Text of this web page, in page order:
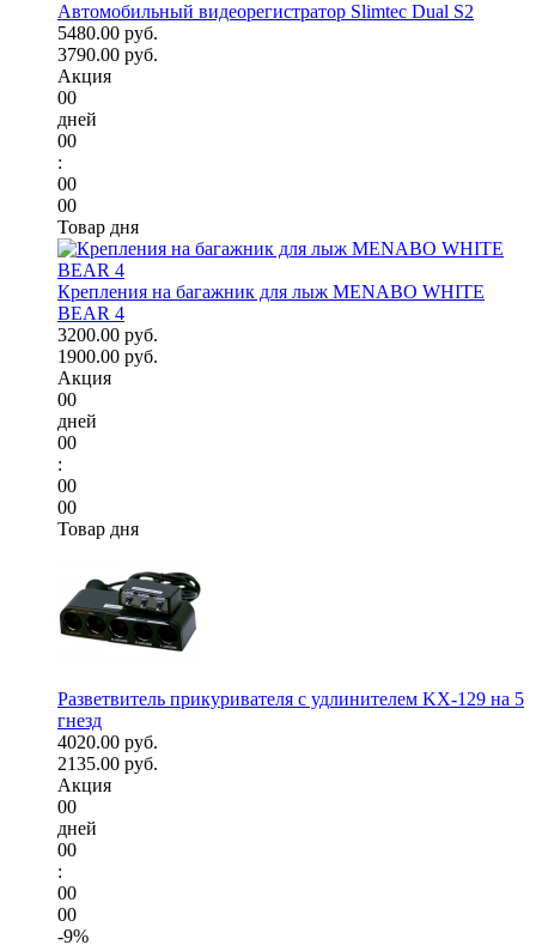
Автомобильный видеорегистратор Slimtec Dual S2
5480.00 руб.
3790.00 руб.
Акция
00
дней
00
:
00
00
Товар дня
Крепления на багажник для лыж MENABO WHITE
BEAR 4
3200.00 руб.
1900.00 руб.
Акция
00
дней
00
:
00
00
Товар дня
Разветвитель прикуривателя с удлинителем KX-129 на 5
гнезд
4020.00 руб.
2135.00 руб.
Акция
00
дней
00
:
00
00
-9%